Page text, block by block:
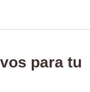
para tu